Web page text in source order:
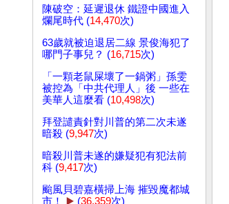
陳破空：延遲退休 鐵證中國進入
爛尾時代 (14,470次)
63歲就被迫退居二線 景俊海犯了
哪門子事兒？ (16,715次)
「一顆老鼠屎壞了一鍋粥」孫雯
被控為「中共代理人」後 一些在
美華人這麼看 (10,498次)
拜登譴責針對川普的第二次未遂
暗殺 (9,947次)
暗殺川普未遂的嫌疑犯有犯法前
科 (9,417次)
颱風貝碧嘉橫掃上海 摧毀魔都城
市！
▶️ (36,359次)